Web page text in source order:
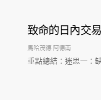
致命的日內交
馬哈茂德·阿德南
重點總結：迷思一：